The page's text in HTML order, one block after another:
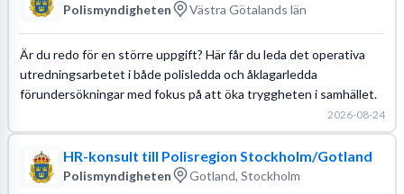
Polismyndigheten Västra Götalands län
Är du redo för en större uppgift? Här får du leda det operativa
utredningsarbetet i både polisledda och åklagarledda
förundersökningar med fokus på att öka tryggheten i samhället.
2026-08-24
HR-konsult till Polisregion Stockholm/Gotland
Polismyndigheten Gotland, Stockholm